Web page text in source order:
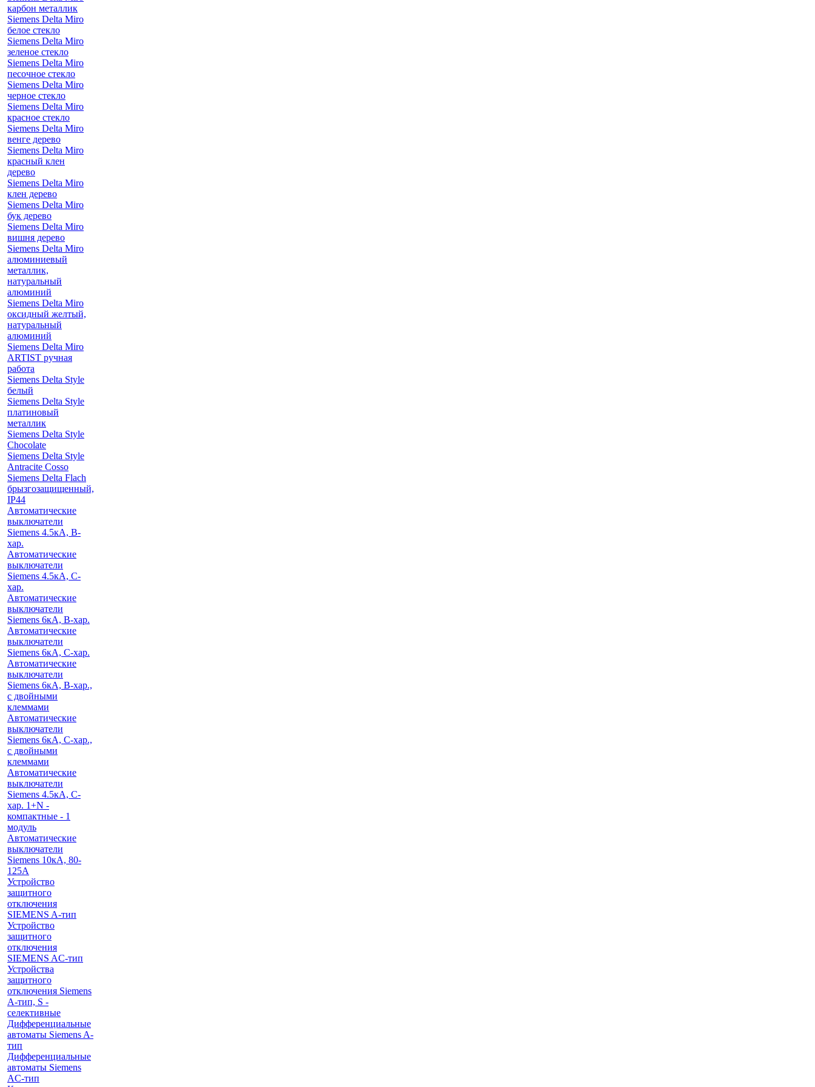
карбон металлик
Siemens Delta Miro
белое стекло
Siemens Delta Miro
зеленое стекло
Siemens Delta Miro
песочное стекло
Siemens Delta Miro
черное стекло
Siemens Delta Miro
красное стекло
Siemens Delta Miro
венге дерево
Siemens Delta Miro
красный клен
дерево
Siemens Delta Miro
клен дерево
Siemens Delta Miro
бук дерево
Siemens Delta Miro
вишня дерево
Siemens Delta Miro
алюминиевый
металлик,
натуральный
алюминий
Siemens Delta Miro
оксидный желтый,
натуральный
алюминий
Siemens Delta Miro
ARTIST ручная
работа
Siemens Delta Style
белый
Siemens Delta Style
платиновый
металлик
Siemens Delta Style
Chocolate
Siemens Delta Style
Antracite Cosso
Siemens Delta Flach
брызгозащищенный,
IP44
Автоматические
выключатели
Siemens 4.5кА, B-
хар.
Автоматические
выключатели
Siemens 4.5кА, C-
хар.
Автоматические
выключатели
Siemens 6кА, B-хар.
Автоматические
выключатели
Siemens 6кА, С-хар.
Автоматические
выключатели
Siemens 6кА, B-хар.,
с двойными
клеммами
Автоматические
выключатели
Siemens 6кА, C-хар.,
с двойными
клеммами
Автоматические
выключатели
Siemens 4.5кА, C-
хар. 1+N -
компактные - 1
модуль
Автоматические
выключатели
Siemens 10кА, 80-
125A
Устройство
защитного
отключения
SIEMENS A-тип
Устройство
защитного
отключения
SIEMENS AС-тип
Устройства
защитного
отключения Siemens
A-тип, S -
селективные
Дифференциальные
автоматы Siemens A-
тип
Дифференциальные
автоматы Siemens
AС-тип